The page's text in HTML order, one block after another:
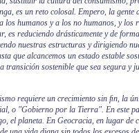
es un reto colosal. Empero, la gente
humanos y a los no humanos, y los
es reduciendo drásticamente y de
nuestras estructuras y dirigiendo
que alcancemos un estado estable
transición sostenible que sea segura y
requiere un crecimiento sin ﬁn, la
o "Gobierno por la Tierra". En este
el planeta. En Geocracia, en lugar de